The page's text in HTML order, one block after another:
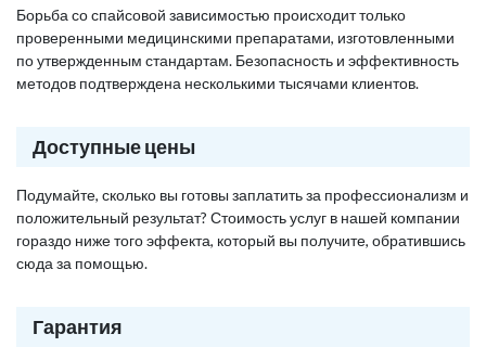
Борьба со спайсовой зависимостью происходит только
проверенными медицинскими препаратами, изготовленными
по утвержденным стандартам. Безопасность и эффективность
методов подтверждена несколькими тысячами клиентов.
Доступные цены
Подумайте, сколько вы готовы заплатить за профессионализм и
положительный результат? Стоимость услуг в нашей компании
гораздо ниже того эффекта, который вы получите, обратившись
сюда за помощью.
Гарантия